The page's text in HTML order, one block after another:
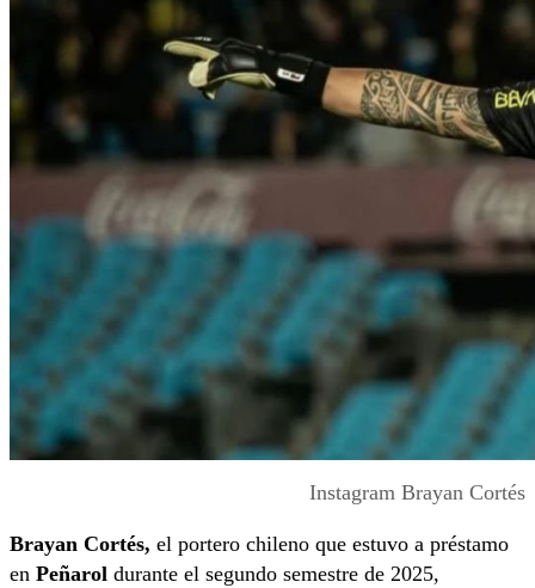
Instagram Brayan Cortés
Brayan Cortés, el portero chileno que estuvo a préstamo
en Peñarol durante el segundo semestre de 2025,